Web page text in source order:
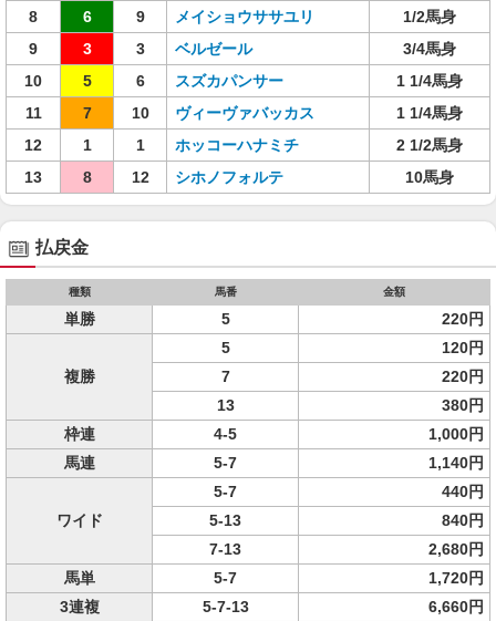
8
6 9 メイショウササユリ
1/2馬身
9
3 3 ベルゼール
3/4馬身
10
5 6 スズカパンサー
1 1/4馬身
11
7 10 ヴィーヴァバッカス
1 1/4馬身
12
1 1 ホッコーハナミチ
2 1/2馬身
13
8 12 シホノフォルテ 10馬身
払戻金
種類 馬番 金額
単勝 5 220円
複勝
5
120円
7
220円
13
380円
枠連
4-5
1,000円
馬連
5-7 1,140円
ワイド
5-7
440円
5-13
840円
7-13
2,680円
馬単
5-7
1,720円
3連複
5-7-13
6,660円